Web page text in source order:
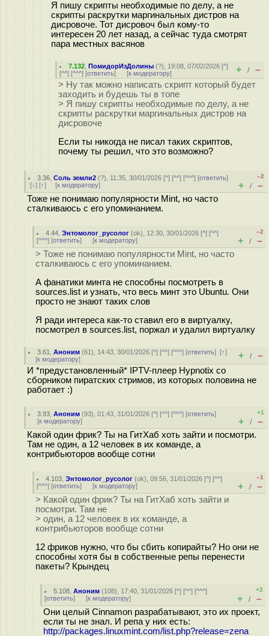
Я пишу скрипты необходимые по делу, а не
скрипты раскрутки маргинальных дистров на
дисровоче. Тот дисровоч был кому-то
интересен 20 лет назад, а сейчас туда смотрят
пара местных васянов
7.132 ,ПомидорИзДолины (?), 19:08, 07/02/2026 [^]
[^^] [^^^] [ответить] [к модератору] + / –
> Ну так можно написать скрипт который будет
заходить и будешь ты в топе
> Я пишу скрипты необходимые по делу, а не
скрипты раскрутки маргинальных дистров на
дисровоче
Если ты никогда не писал таких скриптов,
почему ты решил, что это возможно?
3.36 ,Соль земли2 (?), 11:35, 30/01/2026 [^] [^^] [^^^] [ответить]
[↓] [↑] [к модератору]
–2
+ / –
Тоже не понимаю популярности Mint, но часто
сталкиваюсь с его упоминанием.
4.44 ,Энтомолог_русолог (ok), 12:30, 30/01/2026 [^] [^^]
[^^^] [ответить] [к модератору]
–2
+ / –
> Тоже не понимаю популярности Mint, но часто
сталкиваюсь с его упоминанием.
А фанатики минта не способны посмотреть в
sources.list и узнать, что весь минт это Ubuntu. Они
просто не знают таких слов
Я ради интереса как-то ставил его в виртуалку,
посмотрел в sources.list, поржал и удалил виртуалку
3.61 ,Аноним (61), 14:43, 30/01/2026 [^] [^^] [^^^] [ответить][↑]
[к модератору] + / –
И *предустановленный* IPTV-плеер Hypnotix со
сборником пиратских стримов, из которых половина не
работает :)
3.93 ,Аноним (93), 01:43, 31/01/2026 [^] [^^] [^^^] [ответить]
[к модератору]
+1
+ / –
Какой один фрик? Ты на ГитХаб хоть зайти и посмотри.
Там не один, а 12 человек в их команде, а
контрибьюторов вообще сотни
4.103 ,Энтомолог_русолог (ok), 09:56, 31/01/2026 [^] [^^]
[^^^] [ответить] [к модератору]
–1
+ / –
> Какой один фрик? Ты на ГитХаб хоть зайти и
посмотри. Там не
> один, а 12 человек в их команде, а
контрибьюторов вообще сотни
12 фриков нужно, что бы сбить копирайты? Но они не
способны хотя бы в собственные репы перенести
пакеты? Крындец
5.108 ,Аноним (108), 17:40, 31/01/2026 [^] [^^] [^^^]
[ответить] [к модератору]
+2
+ / –
Они целый Cinnamon разрабатывают, это их проект,
если ты не знал. И репа у них есть:
http://packages.linuxmint.com/list.php?release=zena